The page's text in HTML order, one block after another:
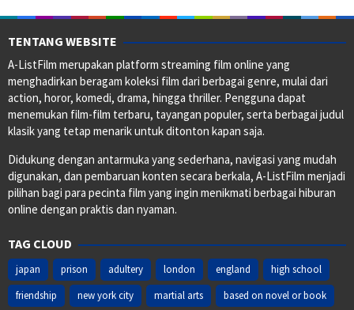
TENTANG WEBSITE
A-ListFilm merupakan platform streaming film online yang
menghadirkan beragam koleksi film dari berbagai genre, mulai dari
action, horor, komedi, drama, hingga thriller. Pengguna dapat
menemukan film-film terbaru, tayangan populer, serta berbagai judul
klasik yang tetap menarik untuk ditonton kapan saja.
Didukung dengan antarmuka yang sederhana, navigasi yang mudah
digunakan, dan pembaruan konten secara berkala, A-ListFilm menjadi
pilihan bagi para pecinta film yang ingin menikmati berbagai hiburan
online dengan praktis dan nyaman.
TAG CLOUD
japan prison adultery london england
high school
friendship
new york city martial arts based on novel or book